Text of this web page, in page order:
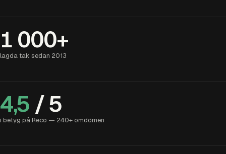
1 000+
lagda tak sedan 2013
4,5 / 5
i betyg på Reco — 240+ omdömen